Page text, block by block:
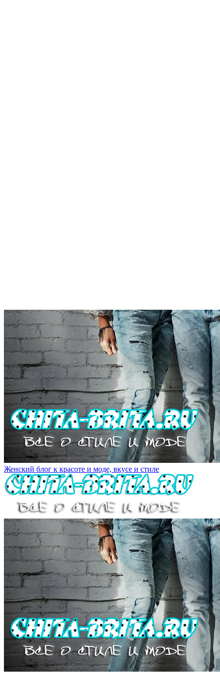
Женский блог к красоте и моде, вкусе и стиле